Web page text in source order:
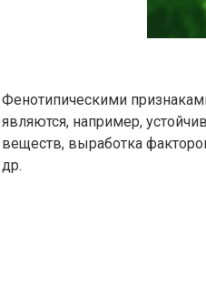
Фенотипическими
являются, например,
веществ, выработка
др.